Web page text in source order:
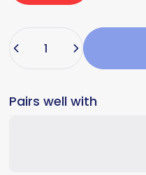
Pairs well with